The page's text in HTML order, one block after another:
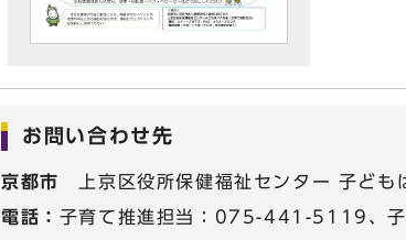
お問い合わせ先
京都市
上京区役所保健福祉センター 子ども
電話： 子育て推進担当：075-441-5119、